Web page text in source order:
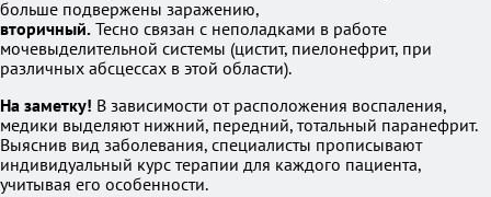
больше подвержены заражению,
вторичный. Тесно связан с неполадками в работе
мочевыделительной системы (цистит, пиелонефрит, при
различных абсцессах в этой области).
На заметку! В зависимости от расположения воспаления,
медики выделяют нижний, передний, тотальный паранефрит.
Выяснив вид заболевания, специалисты прописывают
индивидуальный курс терапии для каждого пациента,
учитывая его особенности.